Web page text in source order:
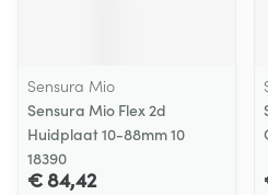
Sensura Mio
Sensura Mio Flex 2d
Huidplaat 10-88mm 10
18390
€ 84,42